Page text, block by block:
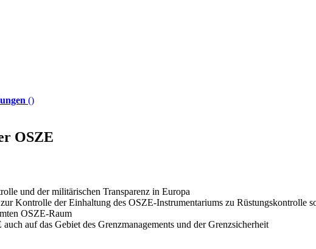
()
OSZE
und der militärischen Transparenz in Europa
Kontrolle der Einhaltung des OSZE-Instrumentariums zu Rüstungskontrolle
OSZE-Raum
auf das Gebiet des Grenzmanagements und der Grenzsicherheit